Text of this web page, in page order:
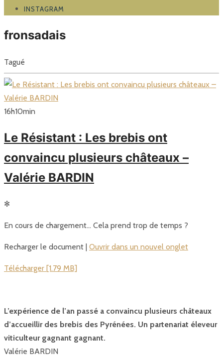
INSTAGRAM
fronsadais
Tagué
16h10min
Le Résistant : Les brebis ont
convaincu plusieurs châteaux –
Valérie BARDIN
✻
En cours de chargement… Cela prend trop de temps ?
Recharger le document | Ouvrir dans un nouvel onglet
Télécharger [1.79 MB]
L’expérience de l’an passé a convaincu plusieurs châteaux
d’accueillir des brebis des Pyrénées. Un partenariat éleveur
viticulteur gagnant gagnant.
Valérie BARDIN